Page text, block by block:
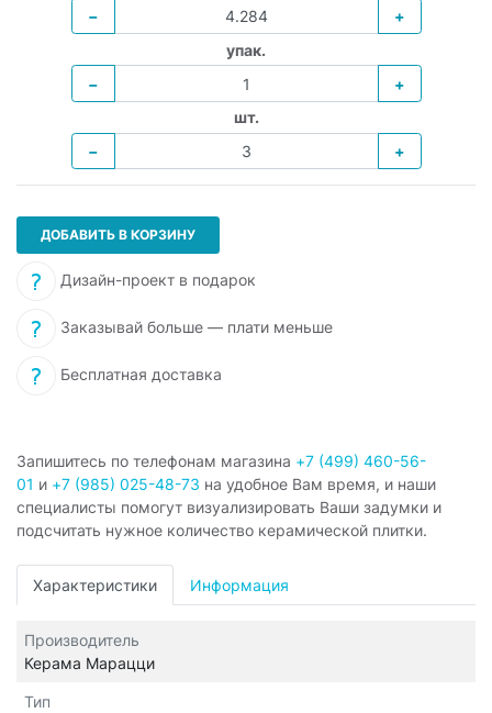
−
+
упак.
−
+
шт.
−
+
ДОБАВИТЬ В КОРЗИНУ
Дизайн-проект в подарок
Заказывай больше — плати меньше
Бесплатная доставка
Запишитесь по телефонам магазина +7 (499) 460-56-
01 и +7 (985) 025-48-73 на удобное Вам время, и наши
специалисты помогут визуализировать Ваши задумки и
подсчитать нужное количество керамической плитки.
Характеристики Информация
Производитель
Керама Марацци
Тип